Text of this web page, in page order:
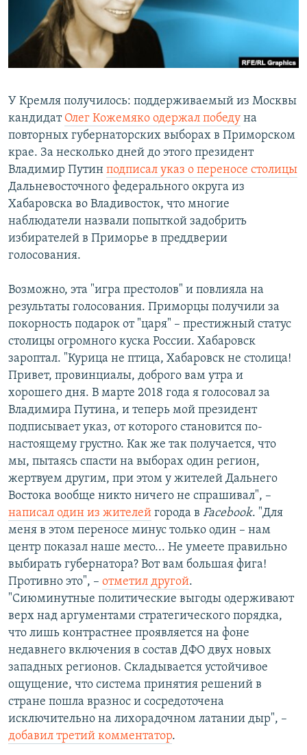
РАСПИСАНИЕ ВЕЩАНИЯ
ПОДПИШИТЕСЬ НА РАССЫЛКУ
Все сайты РСЕ/РС
У Кремля получилось: поддерживаемый из Москвы
кандидат Олег Кожемяко одержал победу на
повторных губернаторских выборах в Приморском
крае. За несколько дней до этого президент
Владимир Путин подписал указ о переносе столицы
Дальневосточного федерального округа из
Хабаровска во Владивосток, что многие
наблюдатели назвали попыткой задобрить
избирателей в Приморье в преддверии
голосования.
Возможно, эта "игра престолов" и повлияла на
результаты голосования. Приморцы получили за
покорность подарок от "царя" – престижный статус
столицы огромного куска России. Хабаровск
зароптал. "Курица не птица, Хабаровск не столица!
Привет, провинциалы, доброго вам утра и
хорошего дня. В марте 2018 года я голосовал за
Владимира Путина, и теперь мой президент
подписывает указ, от которого становится по-
настоящему грустно. Как же так получается, что
мы, пытаясь спасти на выборах один регион,
жертвуем другим, при этом у жителей Дальнего
Востока вообще никто ничего не спрашивал", –
написал один из жителей города в Facebook. "Для
меня в этом переносе минус только один – нам
центр показал наше место... Не умеете правильно
выбирать губернатора? Вот вам большая фига!
Противно это", – отметил другой.
"Сиюминутные политические выгоды одерживают
верх над аргументами стратегического порядка,
что лишь контрастнее проявляется на фоне
недавнего включения в состав ДФО двух новых
западных регионов. Складывается устойчивое
ощущение, что система принятия решений в
стране пошла вразнос и сосредоточена
исключительно на лихорадочном латании дыр", –
добавил третий комментатор.